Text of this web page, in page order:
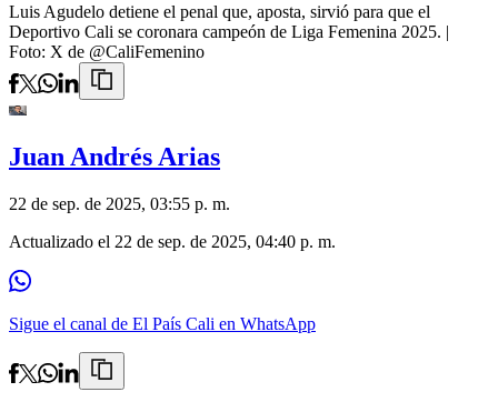
Luis Agudelo detiene el penal que, aposta, sirvió para que el
Deportivo Cali se coronara campeón de Liga Femenina 2025. |
Foto: X de @CaliFemenino
Juan Andrés Arias
22 de sep. de 2025, 03:55 p. m.
Actualizado el 22 de sep. de 2025, 04:40 p. m.
Sigue el canal de El País Cali en WhatsApp